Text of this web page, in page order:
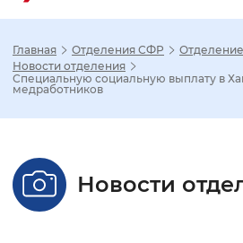
Стандартный
Главная Отделения СФР
Новости отделения
Специальную социальную выплату в
медработников
Новости